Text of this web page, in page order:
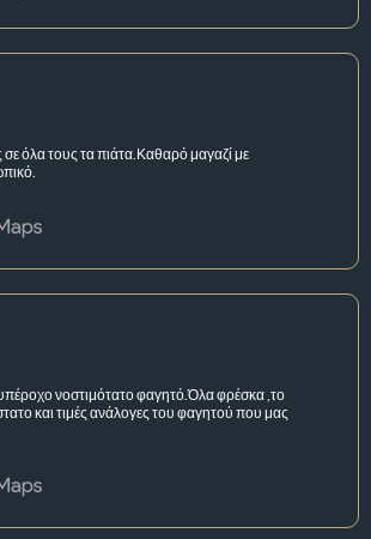
σε όλα τους τα πιάτα.Καθαρό μαγαζί με
νοστιμότατο φαγητό.Όλα φρέσκα ,το
και τιμές ανάλογες του φαγητού που μας